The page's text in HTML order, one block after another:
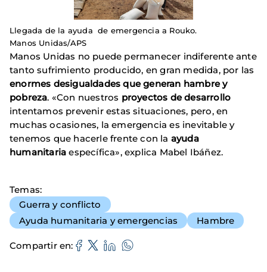
Llegada de la ayuda de emergencia a Rouko.
Manos Unidas/APS
Manos Unidas no puede permanecer indiferente ante
tanto sufrimiento producido, en gran medida, por las
enormes desigualdades que generan hambre y
pobreza. «Con nuestros proyectos de desarrollo
intentamos prevenir estas situaciones, pero, en
muchas ocasiones, la emergencia es inevitable y
tenemos que hacerle frente con la ayuda
humanitaria específica», explica Mabel Ibáñez.
Temas
Guerra y conflicto
Ayuda humanitaria y emergencias
Hambre
Compartir en